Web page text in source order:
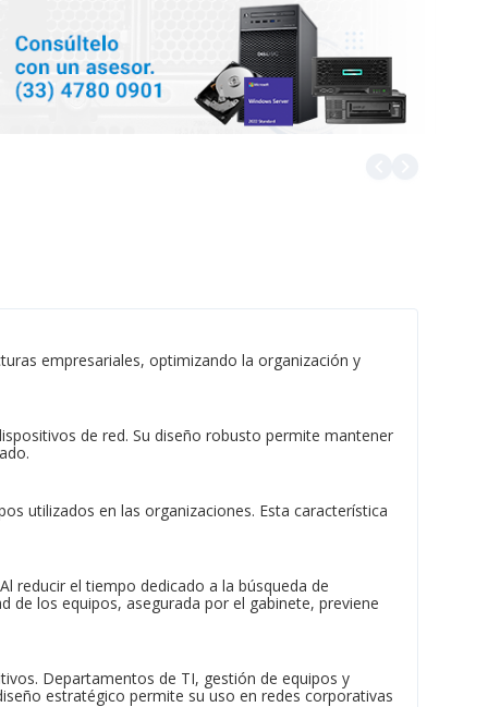
empresariales, optimizando la organización y
de red. Su diseño robusto permite mantener
utilizados en las organizaciones. Esta característica
reducir el tiempo dedicado a la búsqueda de
los equipos, asegurada por el gabinete, previene
Departamentos de TI, gestión de equipos y
estratégico permite su uso en redes corporativas